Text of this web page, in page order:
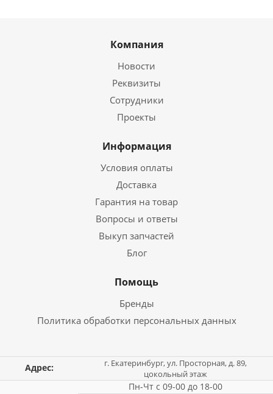
Компания
Новости
Реквизиты
Сотрудники
Проекты
Информация
Условия оплаты
Доставка
Гарантия на товар
Вопросы и ответы
Выкуп запчастей
Блог
Помощь
Бренды
Политика обработки персональных данных
Адрес:
г. Екатеринбург, ул. Просторная, д. 89,
цокольный этаж
Пн-Чт с 09-00 до 18-00